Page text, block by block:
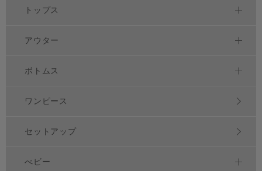
トップス
アウター
ボトムス
ワンピース
セットアップ
べビー